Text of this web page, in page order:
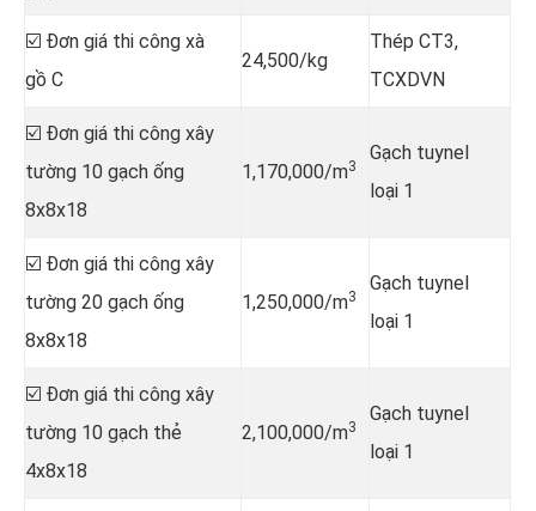
☑️ Đơn giá thi công xà
gồ C
24,500/kg
Thép CT3,
TCXDVN
☑️ Đơn giá thi công xây
tường 10 gạch ống
8x8x18
1,170,000/m3
Gạch tuynel
loại 1
☑️ Đơn giá thi công xây
tường 20 gạch ống
8x8x18
1,250,000/m3
Gạch tuynel
loại 1
☑️ Đơn giá thi công xây
tường 10 gạch thẻ
4x8x18
2,100,000/m3
Gạch tuynel
loại 1